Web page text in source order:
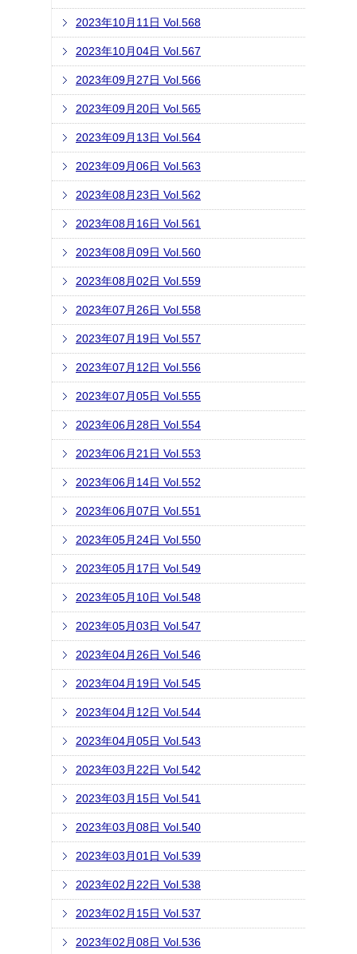
2023年10月11日 Vol.568
2023年10月04日 Vol.567
2023年09月27日 Vol.566
2023年09月20日 Vol.565
2023年09月13日 Vol.564
2023年09月06日 Vol.563
2023年08月23日 Vol.562
2023年08月16日 Vol.561
2023年08月09日 Vol.560
2023年08月02日 Vol.559
2023年07月26日 Vol.558
2023年07月19日 Vol.557
2023年07月12日 Vol.556
2023年07月05日 Vol.555
2023年06月28日 Vol.554
2023年06月21日 Vol.553
2023年06月14日 Vol.552
2023年06月07日 Vol.551
2023年05月24日 Vol.550
2023年05月17日 Vol.549
2023年05月10日 Vol.548
2023年05月03日 Vol.547
2023年04月26日 Vol.546
2023年04月19日 Vol.545
2023年04月12日 Vol.544
2023年04月05日 Vol.543
2023年03月22日 Vol.542
2023年03月15日 Vol.541
2023年03月08日 Vol.540
2023年03月01日 Vol.539
2023年02月22日 Vol.538
2023年02月15日 Vol.537
2023年02月08日 Vol.536